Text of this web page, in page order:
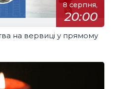
8 серпня,
20:00
на вервиці у прямому